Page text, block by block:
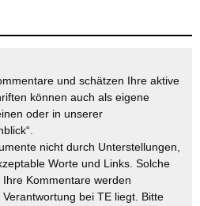
und schätzen Ihre aktive
können auch als eigene
oder in unserer
nicht durch Unterstellungen,
Worte und Links. Solche
Kommentare werden
bei TE liegt. Bitte